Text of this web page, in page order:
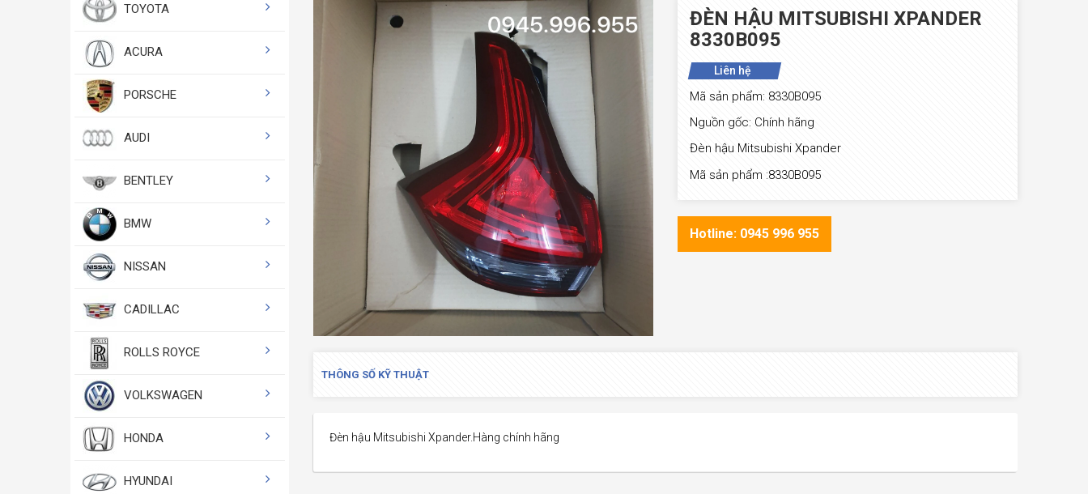
ĐÈN HẬU MITSUBISHI XPANDER
8330B095
Liên hệ
Mã sản phẩm: 8330B095
Nguồn gốc: Chính hãng
Đèn hậu Mitsubishi Xpander
Mã sản phẩm :8330B095
Hotline: 0945 996 955
THÔNG SỐ KỸ THUẬT
Đèn hậu Mitsubishi Xpander.Hàng chính hãng
TOYOTA
ACURA
PORSCHE
AUDI
BENTLEY
BMW
NISSAN
CADILLAC
ROLLS ROYCE
VOLKSWAGEN
HONDA
HYUNDAI